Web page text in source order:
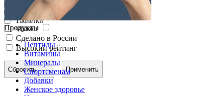
Веганские капсулы
Капсулы
Таблетки
Флакон
Сделано в России
Высокий рейтинг
Сбросить Применить
Продукты
Пептиды
Витамины
Минералы
Спортсменам
Добавки
Женское здоровье